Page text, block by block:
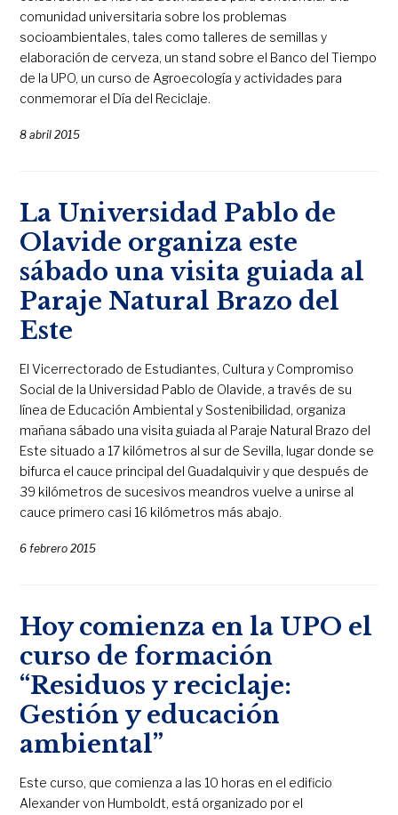
comunidad universitaria sobre los problemas
socioambientales, tales como talleres de semillas y
elaboración de cerveza, un stand sobre el Banco del Tiempo
de la UPO, un curso de Agroecología y actividades para
conmemorar el Día del Reciclaje.
8 abril 2015
La Universidad Pablo de
Olavide organiza este
sábado una visita guiada al
Paraje Natural Brazo del
Este
El Vicerrectorado de Estudiantes, Cultura y Compromiso
Social de la Universidad Pablo de Olavide, a través de su
línea de Educación Ambiental y Sostenibilidad, organiza
mañana sábado una visita guiada al Paraje Natural Brazo del
Este situado a 17 kilómetros al sur de Sevilla, lugar donde se
bifurca el cauce principal del Guadalquivir y que después de
39 kilómetros de sucesivos meandros vuelve a unirse al
cauce primero casi 16 kilómetros más abajo.
6 febrero 2015
Hoy comienza en la UPO el
curso de formación
“Residuos y reciclaje:
Gestión y educación
ambiental”
Este curso, que comienza a las 10 horas en el edificio
Alexander von Humboldt, está organizado por el